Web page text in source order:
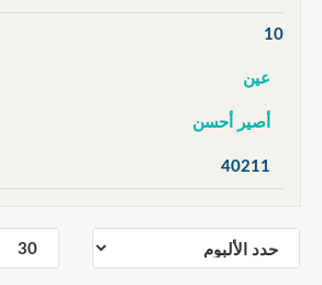
10
عين
أصير أحسن
40211